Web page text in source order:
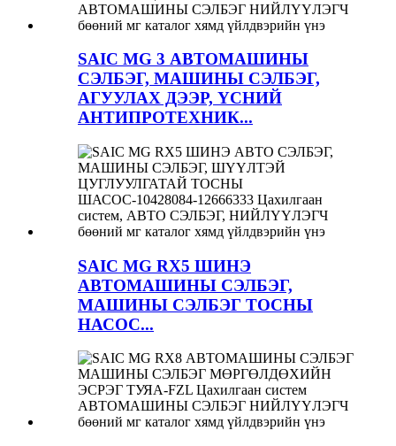
SAIC MG 3 АВТОМАШИНЫ
СЭЛБЭГ, МАШИНЫ СЭЛБЭГ,
АГУУЛАХ ДЭЭР, ҮСНИЙ
АНТИПРОТЕХНИК...
SAIC MG RX5 ШИНЭ
АВТОМАШИНЫ СЭЛБЭГ,
МАШИНЫ СЭЛБЭГ ТОСНЫ
НАСОС...